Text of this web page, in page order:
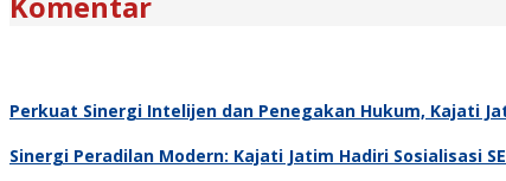
Perkuat Sinergi Intelijen dan Penegakan Hukum, Kajati
Sinergi Peradilan Modern: Kajati Jatim Hadiri Sosialisasi